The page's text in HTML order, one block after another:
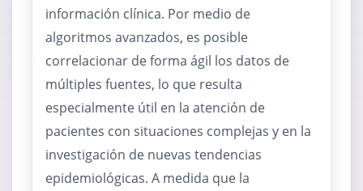
información clínica. Por medio de
algoritmos avanzados, es posible
correlacionar de forma ágil los datos de
múltiples fuentes, lo que resulta
especialmente útil en la atención de
pacientes con situaciones complejas y en la
investigación de nuevas tendencias
epidemiológicas. A medida que la